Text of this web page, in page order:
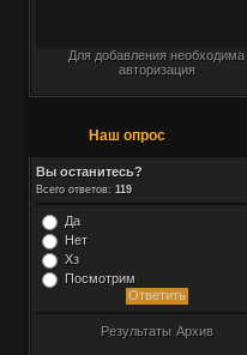
Для добавления необходима
авторизация
Наш опрос
Вы останитесь?
Всего ответов: 119
Да
Нет
Хз
Посмотрим
Результаты Архив